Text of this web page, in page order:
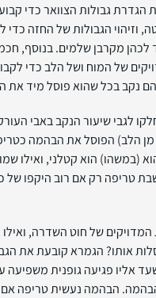
הגדרת גבולות הצוואר כדי
וזיהוי הגבולות של החזה כדי
לכהן מקרבן שלמים. בנוסף,
של המוח ושל הלב כדי
נקב בכל שהוא פוסל מיד
לגבי שיעור הנקב באבי
מן הלב) הפוסל את הבהמה
(במשהו) הוא קטלני, ואילו
טריפה רק אם רוב היקפו של
של חוט השדרה, ואילו
אותו? הגמרא קובעת את
אליו פגיעה גופנית
הבהמה נעשית טריפה